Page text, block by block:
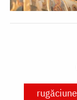
rugăciune